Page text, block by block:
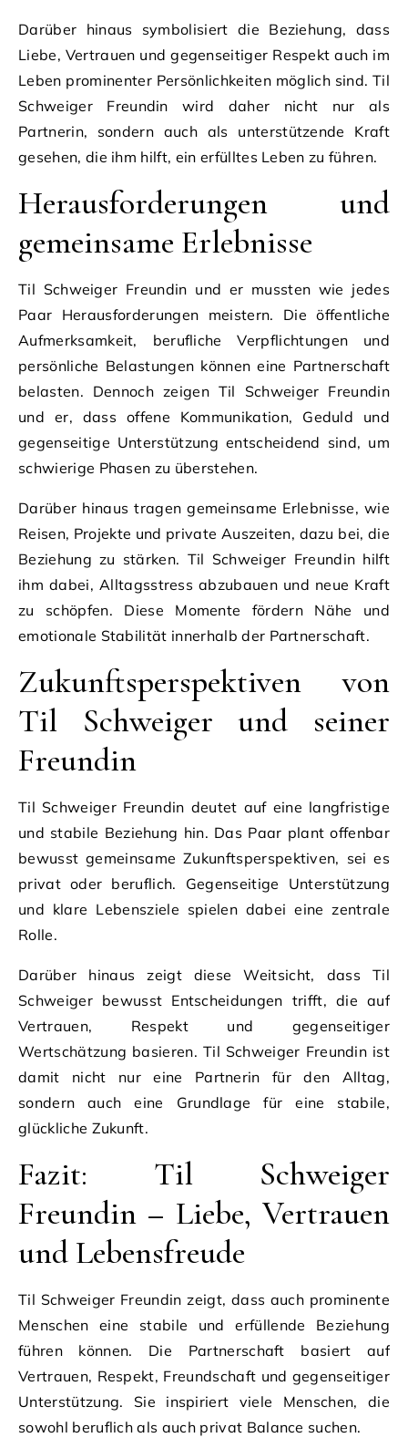
Darüber hinaus symbolisiert die Beziehung, dass
Liebe, Vertrauen und gegenseitiger Respekt auch im
Leben prominenter Persönlichkeiten möglich sind. Til
Schweiger Freundin wird daher nicht nur als
Partnerin, sondern auch als unterstützende Kraft
gesehen, die ihm hilft, ein erfülltes Leben zu führen.
Herausforderungen und
gemeinsame Erlebnisse
Til Schweiger Freundin und er mussten wie jedes
Paar Herausforderungen meistern. Die öffentliche
Aufmerksamkeit, berufliche Verpflichtungen und
persönliche Belastungen können eine Partnerschaft
belasten. Dennoch zeigen Til Schweiger Freundin
und er, dass offene Kommunikation, Geduld und
gegenseitige Unterstützung entscheidend sind, um
schwierige Phasen zu überstehen.
Darüber hinaus tragen gemeinsame Erlebnisse, wie
Reisen, Projekte und private Auszeiten, dazu bei, die
Beziehung zu stärken. Til Schweiger Freundin hilft
ihm dabei, Alltagsstress abzubauen und neue Kraft
zu schöpfen. Diese Momente fördern Nähe und
emotionale Stabilität innerhalb der Partnerschaft.
Zukunftsperspektiven von
Til Schweiger und seiner
Freundin
Til Schweiger Freundin deutet auf eine langfristige
und stabile Beziehung hin. Das Paar plant offenbar
bewusst gemeinsame Zukunftsperspektiven, sei es
privat oder beruflich. Gegenseitige Unterstützung
und klare Lebensziele spielen dabei eine zentrale
Rolle.
Darüber hinaus zeigt diese Weitsicht, dass Til
Schweiger bewusst Entscheidungen trifft, die auf
Vertrauen, Respekt und gegenseitiger
Wertschätzung basieren. Til Schweiger Freundin ist
damit nicht nur eine Partnerin für den Alltag,
sondern auch eine Grundlage für eine stabile,
glückliche Zukunft.
Fazit: Til Schweiger
Freundin – Liebe, Vertrauen
und Lebensfreude
Til Schweiger Freundin zeigt, dass auch prominente
Menschen eine stabile und erfüllende Beziehung
führen können. Die Partnerschaft basiert auf
Vertrauen, Respekt, Freundschaft und gegenseitiger
Unterstützung. Sie inspiriert viele Menschen, die
sowohl beruflich als auch privat Balance suchen.